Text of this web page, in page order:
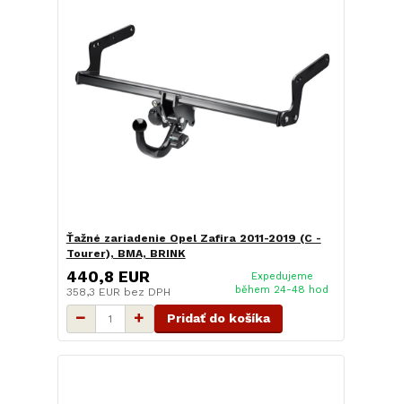
Ťažné zariadenie Opel Zafira 2011-2019 (C -
Tourer), BMA, BRINK
440,8 EUR
358,3 EUR bez DPH
Expedujeme
během 24-48 hod
Pridať do košíka